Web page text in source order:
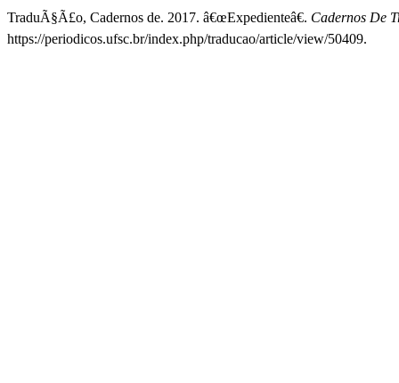
TraduÃ§Ã£o, Cadernos de. 2017. â€œExpedienteâ€. Cadernos De
https://periodicos.ufsc.br/index.php/traducao/article/view/50409.